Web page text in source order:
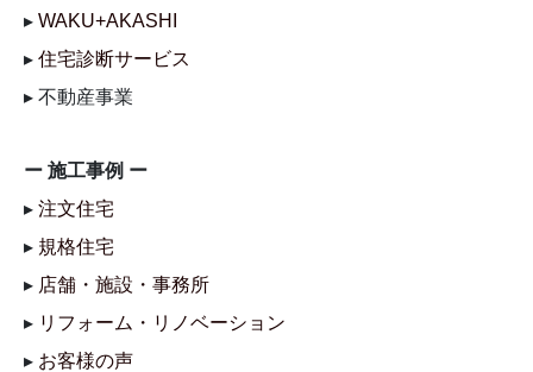
▸ WAKU+AKASHI
▸ 住宅診断サービス
▸ 不動産事業
ー 施工事例 ー
▸ 注文住宅
▸ 規格住宅
▸ 店舗・施設・事務所
▸ リフォーム・リノベーション
▸ お客様の声